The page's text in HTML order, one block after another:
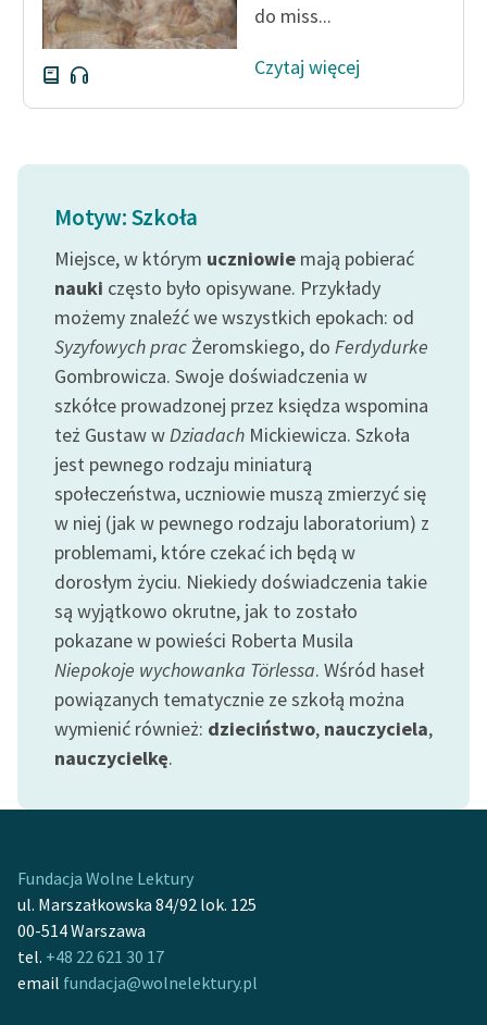
Informacja o treściach
wrażliwych
Deklaracja dostępności
do miss...
Czytaj więcej
Motyw: Szkoła
Miejsce, w którym uczniowie mają pobierać
nauki często było opisywane. Przykłady
możemy znaleźć we wszystkich epokach: od
Syzyfowych prac Żeromskiego, do Ferdydurke
Gombrowicza. Swoje doświadczenia w
szkółce prowadzonej przez księdza wspomina
też Gustaw wDziadach Mickiewicza. Szkoła
jest pewnego rodzaju miniaturą
społeczeństwa, uczniowie muszą zmierzyć się
w niej (jak w pewnego rodzaju laboratorium) z
problemami, które czekać ich będą w
dorosłym życiu. Niekiedy doświadczenia takie
są wyjątkowo okrutne, jak to zostało
pokazane w powieści Roberta Musila
Niepokoje wychowanka Törlessa. Wśród haseł
powiązanych tematycznie ze szkołą można
wymienić również: dzieciństwo, nauczyciela,
nauczycielkę.
Fundacja Wolne Lektury
ul. Marszałkowska 84/92 lok. 125
00-514 Warszawa
tel. +48 22 621 30 17
email fundacja@wolnelektury.pl